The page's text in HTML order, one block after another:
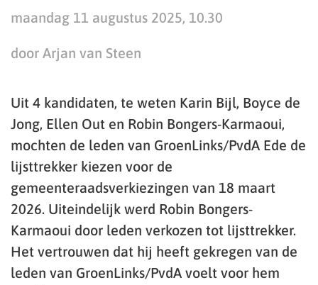
maandag 11 augustus 2025, 10.30
door Arjan van Steen
Uit 4 kandidaten, te weten Karin Bijl, Boyce de
Jong, Ellen Out en Robin Bongers-Karmaoui,
mochten de leden van GroenLinks/PvdA Ede de
lijsttrekker kiezen voor de
gemeenteraadsverkiezingen van 18 maart
2026. Uiteindelijk werd Robin Bongers-
Karmaoui door leden verkozen tot lijsttrekker.
Het vertrouwen dat hij heeft gekregen van de
leden van GroenLinks/PvdA voelt voor hem